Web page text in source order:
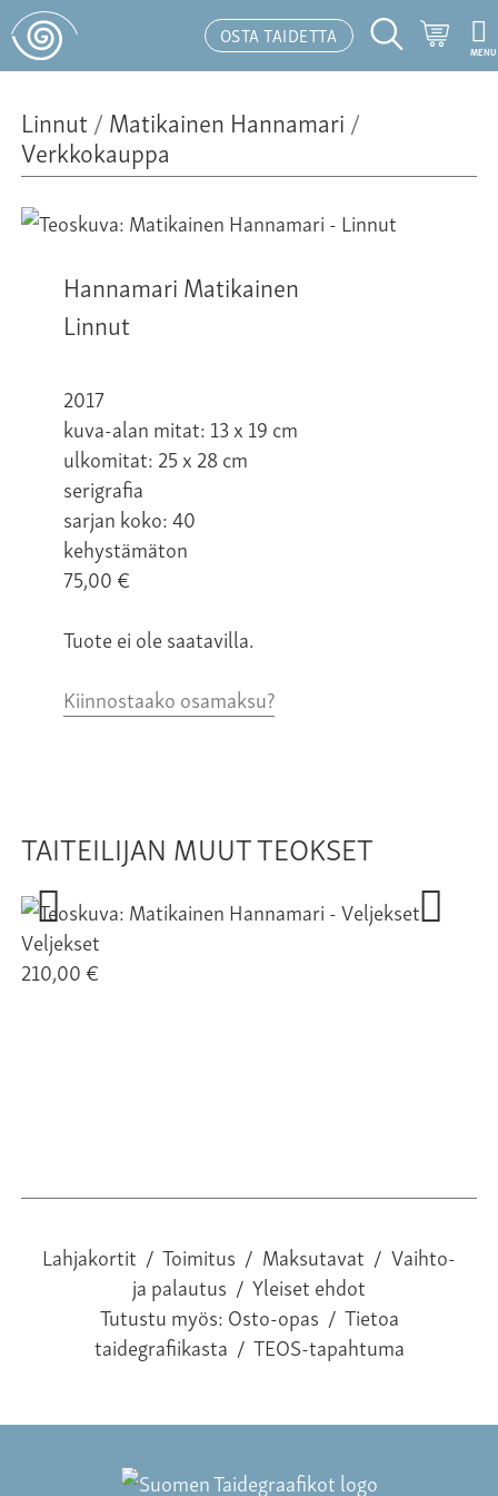
OSTA TAIDETTA
Hakutoiminto
MENU
Linnut/Matikainen Hannamari/
Verkkokauppa
Hannamari Matikainen
Linnut
2017
kuva-alan mitat: 13 x 19 cm
ulkomitat: 25 x 28 cm
serigrafia
sarjan koko: 40
kehystämäton
75,00€
Tuote ei ole saatavilla.
Kiinnostaako osamaksu?
TAITEILIJAN MUUT TEOKSET
Veljekset
210,00 €
Lahjakortit / Toimitus / Maksutavat / Vaihto-
ja palautus / Yleiset ehdot
Tutustu myös:Osto-opas / Tietoa
taidegrafiikasta / TEOS-tapahtuma